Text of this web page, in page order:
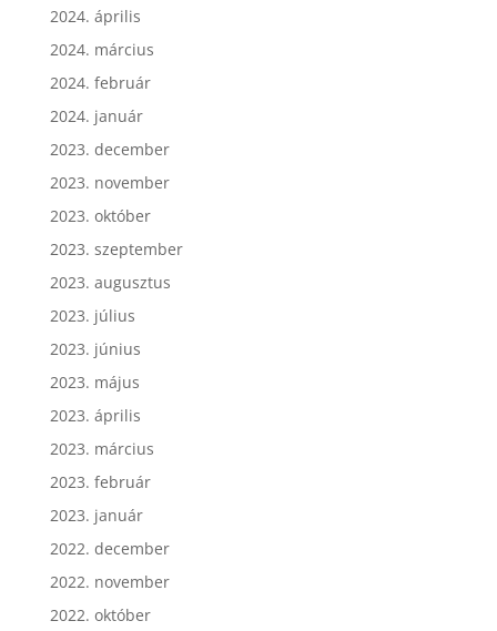
2024. április
2024. március
2024. február
2024. január
2023. december
2023. november
2023. október
2023. szeptember
2023. augusztus
2023. július
2023. június
2023. május
2023. április
2023. március
2023. február
2023. január
2022. december
2022. november
2022. október